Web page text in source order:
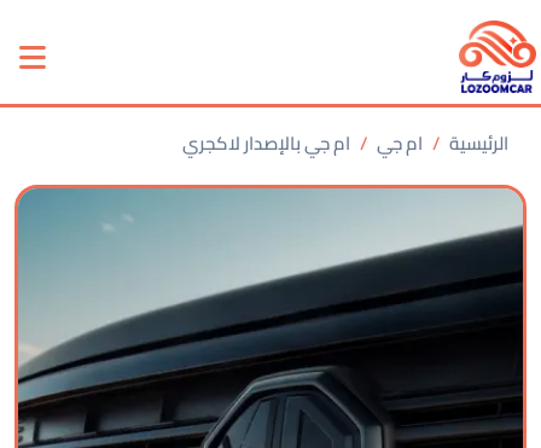
الرئيسية ام جي ام جي بالإصدار لاكجري